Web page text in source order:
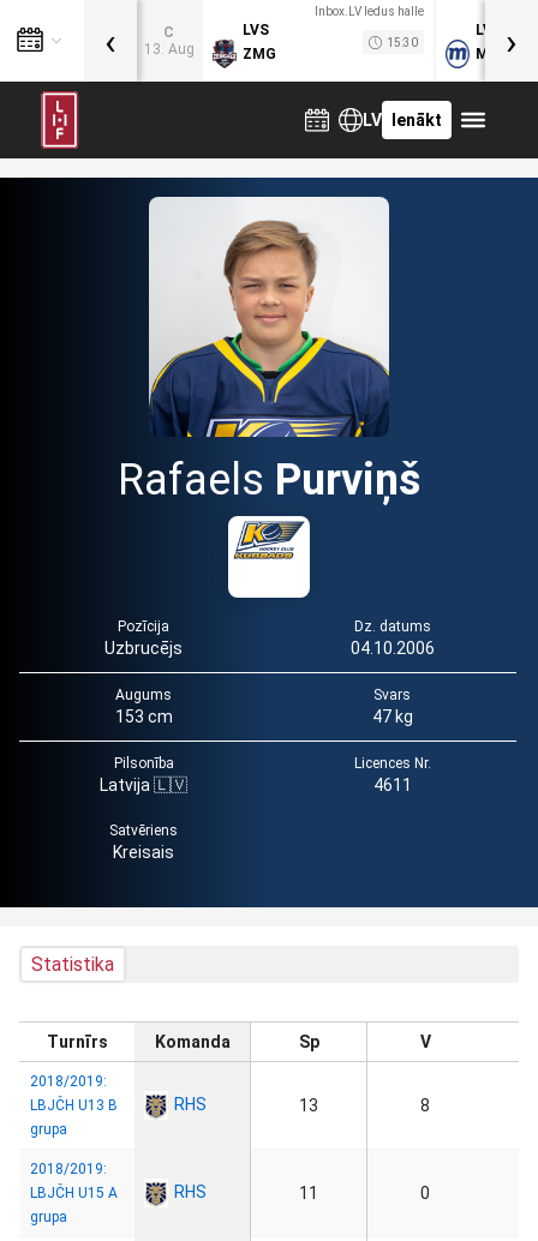
C
13. Aug
Inbox.LV ledus halle
LVS
ZMG
15:30
LVB
MOG
‹ ›
LV Ienākt
Rafaels Purviņš
Pozīcija
Uzbrucējs
Dz. datums
04.10.2006
Augums
153 cm
Svars
47 kg
Pilsonība
Latvija 🇱🇻
Licences Nr.
4611
Satvēriens
Kreisais
Statistika
Turnīrs Komanda Sp V
2018/2019:
LBJČH U13 B
grupa
RHS 13 8
2018/2019:
LBJČH U15 A
grupa
RHS 11 0